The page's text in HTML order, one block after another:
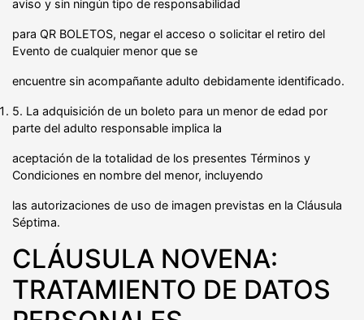
aviso y sin ningún tipo de responsabilidad
para QR BOLETOS, negar el acceso o solicitar el retiro del
Evento de cualquier menor que se
encuentre sin acompañante adulto debidamente identificado.
5. La adquisición de un boleto para un menor de edad por
parte del adulto responsable implica la
aceptación de la totalidad de los presentes Términos y
Condiciones en nombre del menor, incluyendo
las autorizaciones de uso de imagen previstas en la Cláusula
Séptima.
CLÁUSULA NOVENA:
TRATAMIENTO DE DATOS